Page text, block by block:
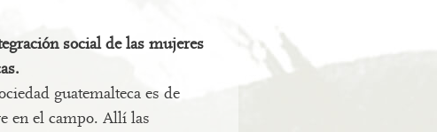
social de las mujeres
guatemalteca es de
en el campo. Allí las